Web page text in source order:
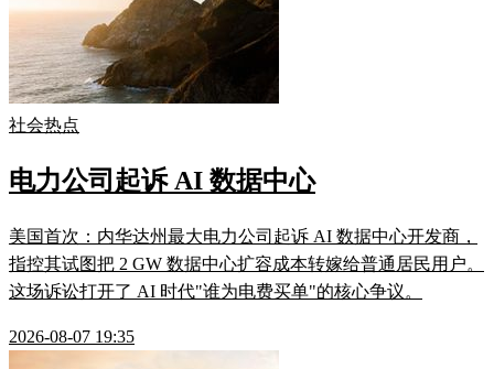
社会热点
电力公司起诉 AI 数据中心
美国首次：内华达州最大电力公司起诉 AI 数据中心开发商，
指控其试图把 2 GW 数据中心扩容成本转嫁给普通居民用户。
这场诉讼打开了 AI 时代"谁为电费买单"的核心争议。
2026-08-07 19:35